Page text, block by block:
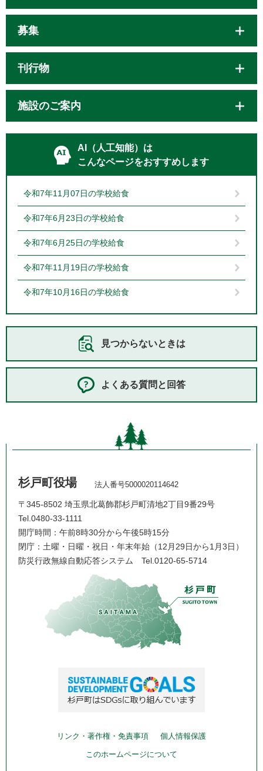
募集
刊行物
施設のご案内
AI（人工知能）は
こんなページをおすすめします
令和7年11月07日の学校給食
令和7年6月23日の学校給食
令和7年6月25日の学校給食
令和7年11月19日の学校給食
令和7年10月16日の学校給食
見つからないときは
よくある質問と回答
杉戸町役場 法人番号5000020114642
〒345-8502 埼玉県北葛飾郡杉戸町清地2丁目9番29号
Tel.0480-33-1111
開庁時間：午前8時30分から午後5時15分
閉庁：土曜・日曜・祝日・年末年始（12月29日から1月3日）
防災行政無線自動応答システム Tel.0120-65-5714
リンク・著作権・免責事項 個人情報保護
このホームページについて